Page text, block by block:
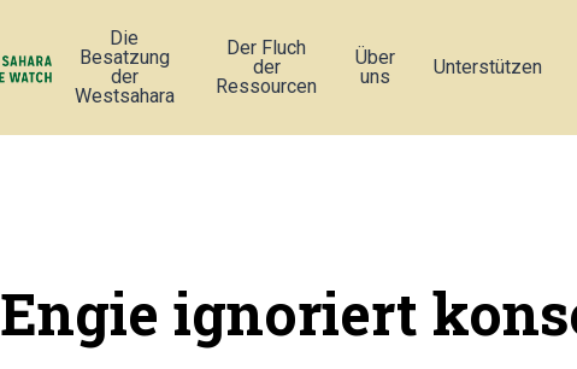
Die
Besatzung
der
Westsahara
Der Fluch
der
Ressourcen
Über
uns
Unterstützen
Engie ignoriert